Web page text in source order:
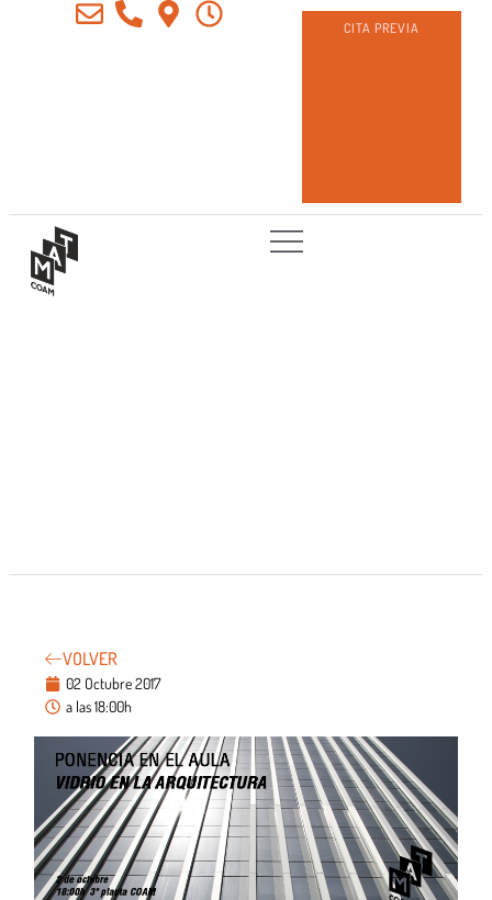
CITA PREVIA
VOLVER
02 Octubre 2017
a las 18:00h